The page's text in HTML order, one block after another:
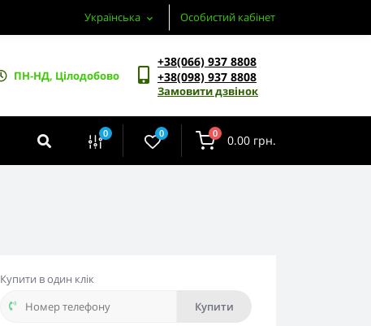
Українська Особистий кабінет
ПН-НД, Цілодобово
+38(066) 937 8808
+38(098) 937 8808
Замовити дзвінок
0 0 0 0.00 грн.
Купити в один клік
Купити